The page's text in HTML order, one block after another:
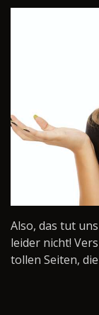
Also, das tut
leider nicht!
tollen Seiten,